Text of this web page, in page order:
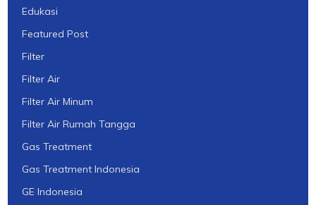
Edukasi
Featured Post
Filter
Filter Air
Filter Air Minum
Filter Air Rumah Tangga
Gas Treatment
Gas Treatment Indonesia
GE Indonesia